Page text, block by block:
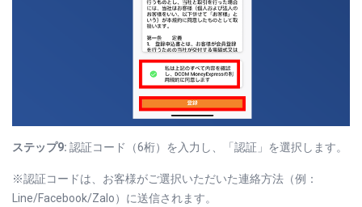
ステップ9: 認証コード（6桁）を入力し、「認証」を選択します。
※認証コードは、お客様がご選択いただいた連絡方法（例：
Line/Facebook/Zalo）に送信されます。